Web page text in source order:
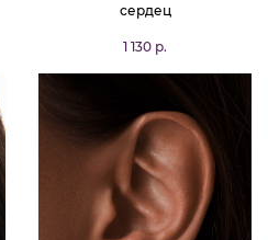
сердец
1 130 р.